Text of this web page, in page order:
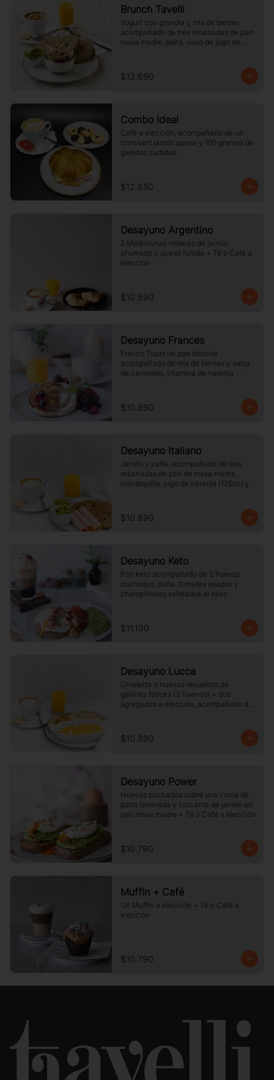
Brunch Tavelli
Yogurt con granola y mix de berries
acompañado de tres rebanadas de pan
masa madre, palta, vaso de jugo de
$13.690
Combo Ideal
Café a elección, acompañado de un
croissant jamón queso y 100 gramos de
galletas surtidas .
$12.850
Desayuno Argentino
2 Medialunas rellenas de jamón
ahumado y queso funido + Té o Café a
elección
$10.890
Desayuno Frances
French Toast de pan brioche
acompañado de mix de berries y salsa
de caramelo, vitamina de naranja
$10.890
Desayuno Italiano
Jamón y palta, acompañado de tres
rebanadas de pan de masa madre,
mantequilla, jugo de naranja (125cc) y
$10.890
Desayuno Keto
Pan keto acompañado de 2 huevos
pochados, palta, tomates asados y
champiñones salteados al olivo
$11.190
Desayuno Lucca
Omelette o huevos revueltos de
gallinas felices (3 huevos) + dos
agregados a elección, acompañado de
(125cc) y té o café a elección.
$10.890
Desayuno Power
Huevos pochados sobre una cama de
palta laminada y crocante de jamón en
pan masa madre + Té o Café a elección
$10.790
Muffin + Café
Un Muffin a elección + Té o Café a
elección
$10.790